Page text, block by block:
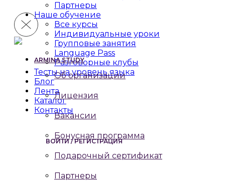
Партнеры
Наше обучение
Все курсы
Индивидуальные уроки
Групповые занятия
Language Pass
Разговорные клубы
Тесты на уровень языка
Блог
Лента
Каталог
Контакты
ВОЙТИ / РЕГИСТРАЦИЯ
ARMINA STUDY
Об организации
Лицензия
Вакансии
Бонусная программа
Подарочный сертификат
Партнеры